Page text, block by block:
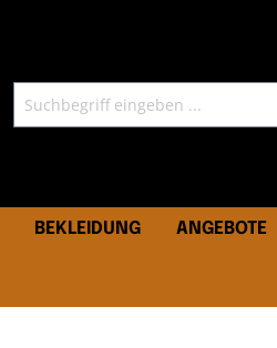
BEKLEIDUNG ANGEBOTE